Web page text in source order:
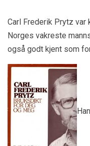
Carl Frederik Prytz var
Norges vakreste
også godt kjent som